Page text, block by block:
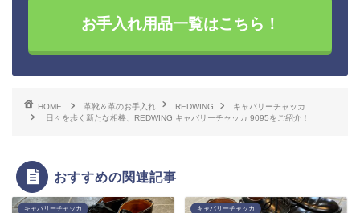
お手入れ用品一覧はこちら！
HOME 革靴＆革のお手入れ REDWING
キャバリーチャッカ
日々を歩く新たな相棒、REDWING キャバリーチャッカ 9095をご紹介！
おすすめの関連記事
キャバリーチャッカ キャバリーチャッカ